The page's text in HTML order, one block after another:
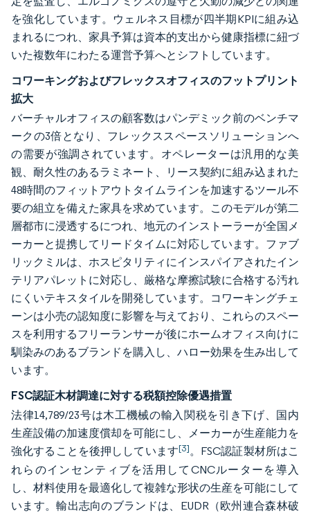
を強化しています。ウェルネス目標が四半期KPIに組み込
まれるにつれ、家具予算は資本的支出から健康指標に紐づ
いた複数年にわたる運営予算へとシフトしています。
コワーキングおよびフレックスオフィスのフットプリント
拡大
バーチャルオフィスの顧客数はパンデミック前のベンチマ
ークの3倍となり、フレックススペースソリューションへ
の需要が強調されています。オペレーターは汎用的な美
観、耐久性のあるラミネート、リース契約に組み込まれた
48時間のフィットアウトタイムラインを加速するツール不
要の組立を備えた家具を求めています。このモデルが第二
層都市に浸透するにつれ、地元のインストーラーが全国メ
ーカーと提携してリードタイムに対応しています。ファブ
リックミルは、ホスピタリティにインスパイアされたイン
テリアパレットに対応し、厳格な摩擦試験に合格する汚れ
にくいテキスタイルを開発しています。コワーキングチェ
ーンは小売の認知度に影響を与えており、これらのスペー
スを利用するフリーランサーが後にホームオフィス向けに
馴染みのあるブランドを購入し、ハロー効果を生み出して
います。
FSC認証木材調達に対する税額控除優遇措置
法律14,789/23号は木工機械の輸入関税を引き下げ、国内
生産設備の加速度償却を可能にし、メーカーが生産能力を
強化することを後押ししています[3]。FSC認証製材所はこ
れらのインセンティブを活用してCNCルーターを導入
し、材料使用を最適化して複雑な形状の生産を可能にして
います。輸出志向のブランドは、EUDR（欧州連合森林破